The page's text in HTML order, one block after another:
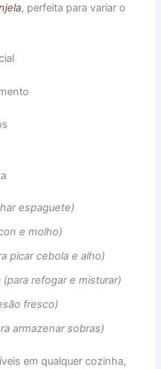
, perfeita para variar o
espaguete)
e molho)
picar cebola e alho)
(para refogar e misturar)
fresco)
armazenar sobras)
em qualquer cozinha,